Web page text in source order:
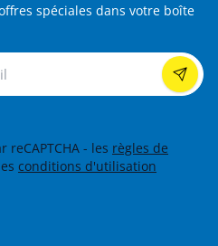
spéciales dans votre boîte
- les règles de
conditions d'utilisation